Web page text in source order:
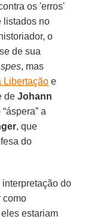
os 'erros'
listados no
o
de sua
, mas
Libertação e
deJohann
a
, que
do
do
como
eles estariam